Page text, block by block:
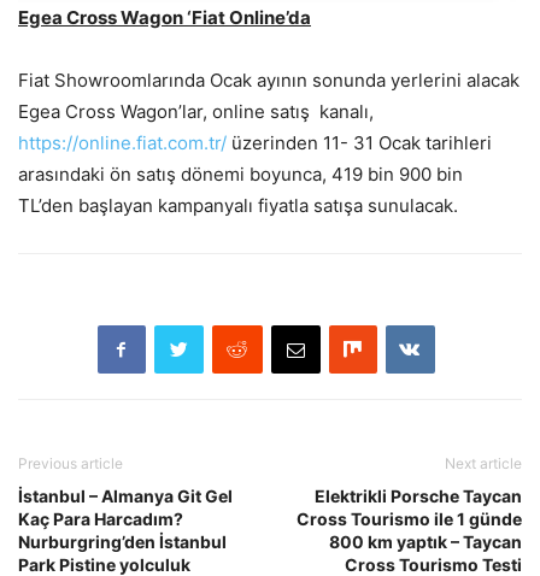
Egea Cross Wagon ‘Fiat Online’da
Fiat Showroomlarında Ocak ayının sonunda yerlerini alacak
Egea Cross Wagon’lar, online satış kanalı,
https://online.fiat.com.tr/ üzerinden 11- 31 Ocak tarihleri
arasındaki ön satış dönemi boyunca, 419 bin 900 bin
TL’den başlayan kampanyalı fiyatla satışa sunulacak.
Previous article
İstanbul – Almanya Git Gel
Kaç Para Harcadım?
Nurburgring’den İstanbul
Park Pistine yolculuk
Next article
Elektrikli Porsche Taycan
Cross Tourismo ile 1 günde
800 km yaptık – Taycan
Cross Tourismo Testi